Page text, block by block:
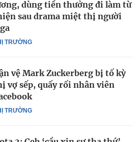
TRƯỜNG
dùng tiền thưởng đi làm từ
sau drama miệt thị người
TRƯỜNG
vệ Mark Zuckerberg bị tố kỳ
vợ sếp, quấy rối nhân viên